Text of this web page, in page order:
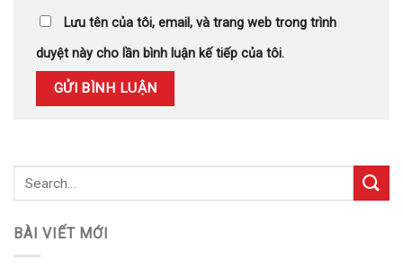
Lưu tên của tôi, email, và trang web trong trình
duyệt này cho lần bình luận kế tiếp của tôi.
BÀI VIẾT MỚI